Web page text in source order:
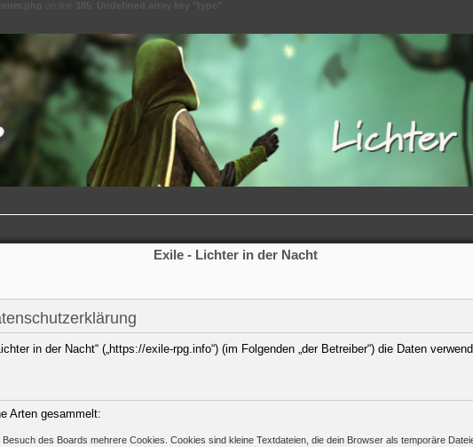
Exile - Lichter in der Nacht
in der Nacht“ („https://exile-rpg.info“) (im Folgenden „der Betreiber“) die Daten
Arten gesammelt:
des Boards mehrere Cookies. Cookies sind kleine Textdateien, die dein Browser als temporäre